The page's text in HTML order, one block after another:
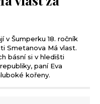
v Šumperku 18. ročník
Smetanova Má vlast.
básní si v hledišti
paní Eva
kořeny.